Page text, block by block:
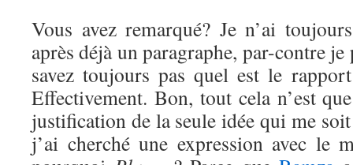
Vous avez remarqué? Je n’ai
après déjà un paragraphe, par-contre
savez toujours pas quel est le
Effectivement. Bon, tout cela n’est
justification de la seule idée qui me
j’ai cherché une expression avec le